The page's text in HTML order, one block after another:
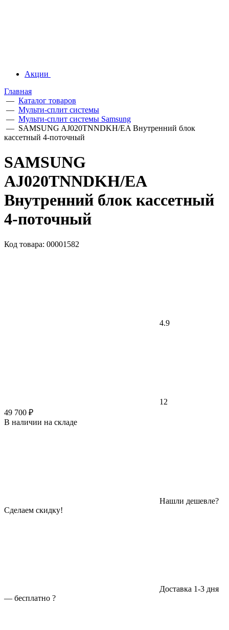
Акции
Главная
— Каталог товаров
— Мульти-сплит системы
— Мульти-сплит системы Samsung
— SAMSUNG AJ020TNNDKH/EA Внутренний блок
кассетный 4-поточный
SAMSUNG
AJ020TNNDKH/EA
Внутренний блок кассетный
4-поточный
Код товара: 00001582
4.9
12
49 700 ₽
В наличии на складе
Нашли дешевле?
Сделаем скидку!
Доставка 1-3 дня
— бесплатно ?